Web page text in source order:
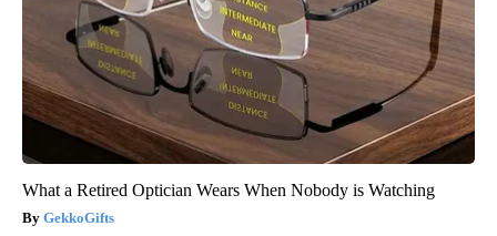
What a Retired Optician Wears When Nobody is Watching
GekkoGifts